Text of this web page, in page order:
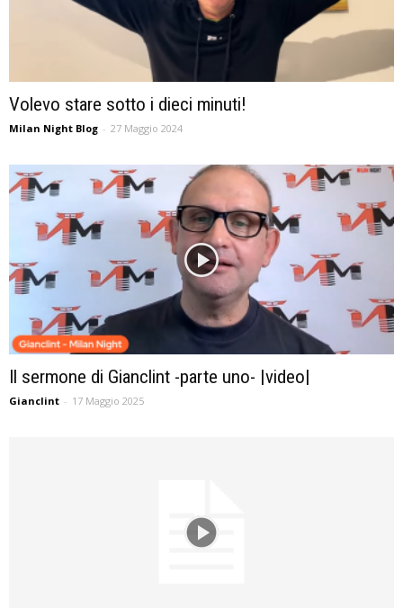
Volevo stare sotto i dieci minuti!
Milan Night Blog - 27 Maggio 2024
Il sermone di Gianclint -parte uno- |video|
Gianclint - 17 Maggio 2025